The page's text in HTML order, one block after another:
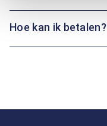
Hoe kan ik betalen?